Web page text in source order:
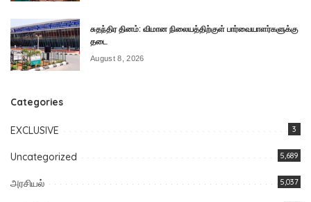
சுதந்திர தினம்: விமான நிலையத்திற்குள் பார்வையாளர்களுக்கு
தடை
August 8, 2026
Categories
EXCLUSIVE 3
Uncategorized 5,689
அரசியல் 5,037